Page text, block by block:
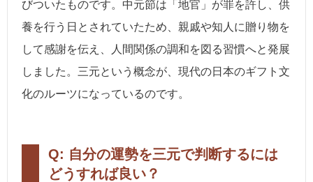
びついたものです。中元節は「地官」が罪を許し、供
養を行う日とされていたため、親戚や知人に贈り物を
して感謝を伝え、人間関係の調和を図る習慣へと発展
しました。三元という概念が、現代の日本のギフト文
化のルーツになっているのです。
Q: 自分の運勢を三元で判断するには
どうすれば良い？